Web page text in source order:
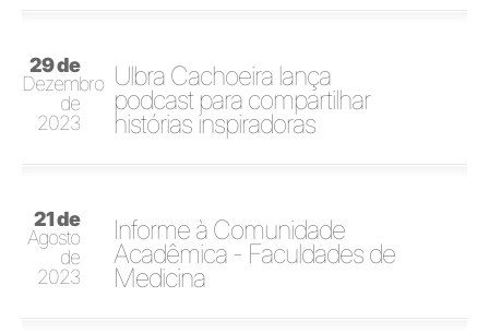
29 de
Dezembro
de
2023
Ulbra Cachoeira lança
podcast para compartilhar
histórias inspiradoras
21 de
Agosto
de
2023
Informe à Comunidade
Acadêmica - Faculdades de
Medicina